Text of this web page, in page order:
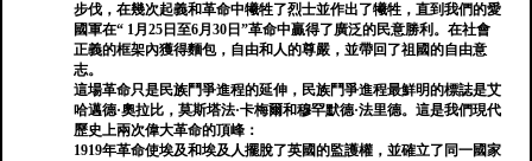
步伐，在幾次起義和革命中犧牲了烈士並作出了犧牲，直到我們的愛
國軍在“ 1月25日至6月30日”革命中贏得了廣泛的民意勝利。在社會
正義的框架內獲得麵包，自由和人的尊嚴，並帶回了祖國的自由意
志。
這場革命只是民族鬥爭進程的延伸，民族鬥爭進程最鮮明的標誌是艾
哈邁德·奧拉比，莫斯塔法·卡梅爾和穆罕默德·法里德。這是我們現代
歷史上兩次偉大革命的頂峰：
1919年革命使埃及和埃及人擺脫了英國的監護權，並確立了同一國家